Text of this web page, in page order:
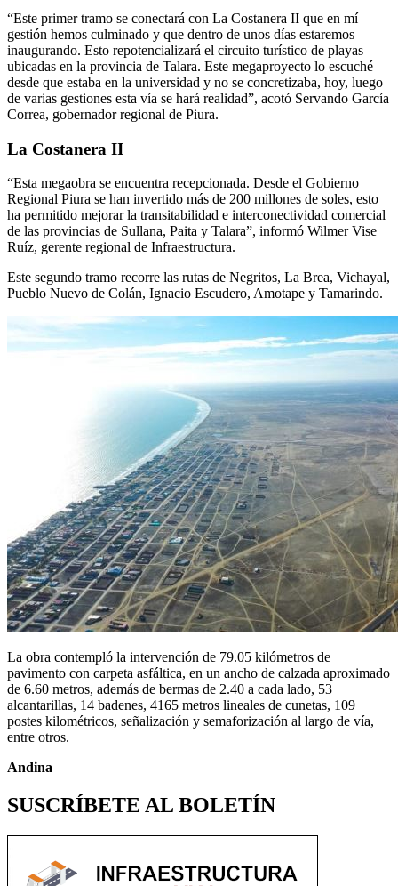
“Este primer tramo se conectará con La Costanera II que en mí
gestión hemos culminado y que dentro de unos días estaremos
inaugurando. Esto repotencializará el circuito turístico de playas
ubicadas en la provincia de Talara. Este megaproyecto lo escuché
desde que estaba en la universidad y no se concretizaba, hoy, luego
de varias gestiones esta vía se hará realidad”, acotó Servando García
Correa, gobernador regional de Piura.
La Costanera II
“Esta megaobra se encuentra recepcionada. Desde el Gobierno
Regional Piura se han invertido más de 200 millones de soles, esto
ha permitido mejorar la transitabilidad e interconectividad comercial
de las provincias de Sullana, Paita y Talara”, informó Wilmer Vise
Ruíz, gerente regional de Infraestructura.
Este segundo tramo recorre las rutas de Negritos, La Brea, Vichayal,
Pueblo Nuevo de Colán, Ignacio Escudero, Amotape y Tamarindo.
La obra contempló la intervención de 79.05 kilómetros de
pavimento con carpeta asfáltica, en un ancho de calzada aproximado
de 6.60 metros, además de bermas de 2.40 a cada lado, 53
alcantarillas, 14 badenes, 4165 metros lineales de cunetas, 109
postes kilométricos, señalización y semaforización al largo de vía,
entre otros.
Andina
SUSCRÍBETE AL BOLETÍN